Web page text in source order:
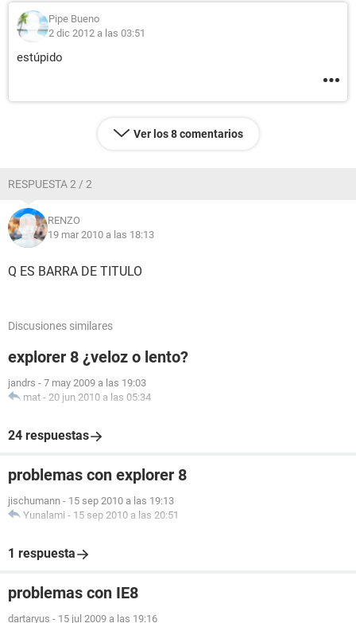
Pipe Bueno
2 dic 2012 a las 03:51
estúpido
Ver los 8 comentarios
RESPUESTA 2 / 2
RENZO
19 mar 2010 a las 18:13
Q ES BARRA DE TITULO
Discusiones similares
explorer 8 ¿veloz o lento?
jandrs - 7 may 2009 a las 19:03
mat - 20 jun 2010 a las 05:34
24 respuestas
problemas con explorer 8
jischumann - 15 sep 2010 a las 19:13
Yunalami - 15 sep 2010 a las 20:51
1 respuesta
problemas con IE8
dartaryus - 15 jul 2009 a las 19:16